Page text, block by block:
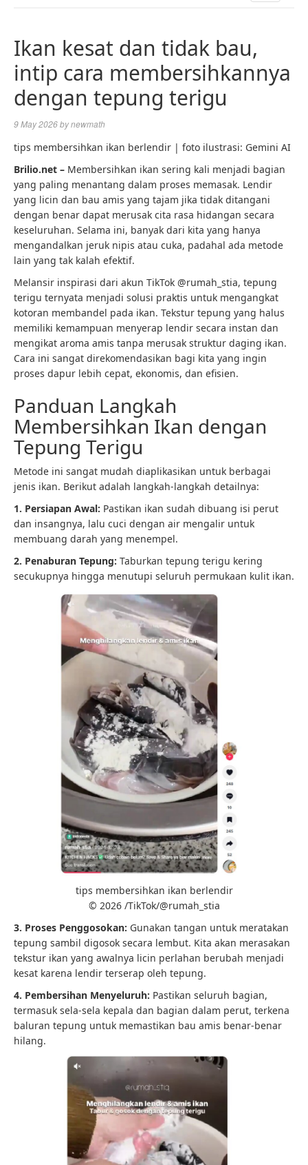
Ikan kesat dan tidak bau,
intip cara membersihkannya
dengan tepung terigu
9 May 2026bynewmath
tips membersihkan ikan berlendir | foto ilustrasi: Gemini AI
Brilio.net – Membersihkan ikan sering kali menjadi bagian
yang paling menantang dalam proses memasak. Lendir
yang licin dan bau amis yang tajam jika tidak ditangani
dengan benar dapat merusak cita rasa hidangan secara
keseluruhan. Selama ini, banyak dari kita yang hanya
mengandalkan jeruk nipis atau cuka, padahal ada metode
lain yang tak kalah efektif.
Melansir inspirasi dari akun TikTok @rumah_stia, tepung
terigu ternyata menjadi solusi praktis untuk mengangkat
kotoran membandel pada ikan. Tekstur tepung yang halus
memiliki kemampuan menyerap lendir secara instan dan
mengikat aroma amis tanpa merusak struktur daging ikan.
Cara ini sangat direkomendasikan bagi kita yang ingin
proses dapur lebih cepat, ekonomis, dan efisien.
Panduan Langkah
Membersihkan Ikan dengan
Tepung Terigu
Metode ini sangat mudah diaplikasikan untuk berbagai
jenis ikan. Berikut adalah langkah-langkah detailnya:
1. Persiapan Awal: Pastikan ikan sudah dibuang isi perut
dan insangnya, lalu cuci dengan air mengalir untuk
membuang darah yang menempel.
2. Penaburan Tepung: Taburkan tepung terigu kering
secukupnya hingga menutupi seluruh permukaan kulit ikan.
tips membersihkan ikan berlendir
© 2026 /TikTok/@rumah_stia
3. Proses Penggosokan: Gunakan tangan untuk meratakan
tepung sambil digosok secara lembut. Kita akan merasakan
tekstur ikan yang awalnya licin perlahan berubah menjadi
kesat karena lendir terserap oleh tepung.
4. Pembersihan Menyeluruh: Pastikan seluruh bagian,
termasuk sela-sela kepala dan bagian dalam perut, terkena
baluran tepung untuk memastikan bau amis benar-benar
hilang.